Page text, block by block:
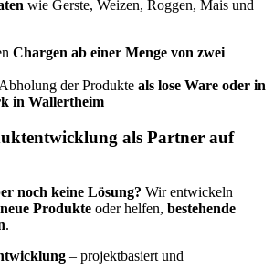
wie Gerste, Weizen, Roggen, Mais und
Chargen ab einer Menge von zwei
der Produkteals lose Ware oder in
in Wallertheim
als Partner auf
noch keine Lösung? Wir entwickeln
Produkte oder helfen,bestehende
.
– projektbasiert und